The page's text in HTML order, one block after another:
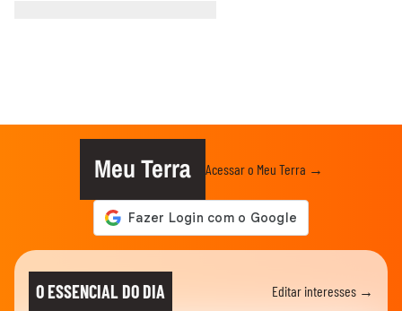
Meu Terra Acessar o Meu Terra →
O ESSENCIAL DO DIA Editar interesses →